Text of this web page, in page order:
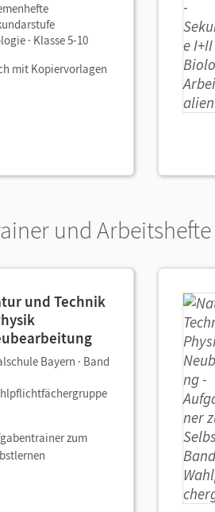
· Klasse 5-10
mit Kopiervorlagen
und
und Technik
Bayern · Band
zum